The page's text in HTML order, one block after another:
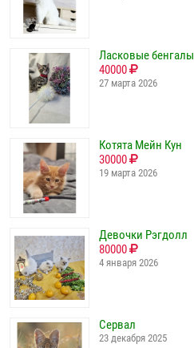
Ласковые бенгалы
40000
27 марта 2026
Котята Мейн Кун
30000
19 марта 2026
Девочки Рэгдолл
80000
4 января 2026
Сервал
23 декабря 2025